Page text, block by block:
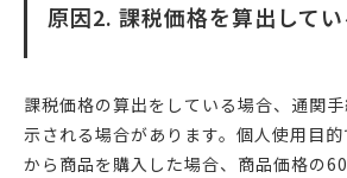
原因2. 課税価格を算出してい
課税価格の算出をしている場合、通関
示される場合があります。個人使用目
から商品を購入した場合、商品価格の